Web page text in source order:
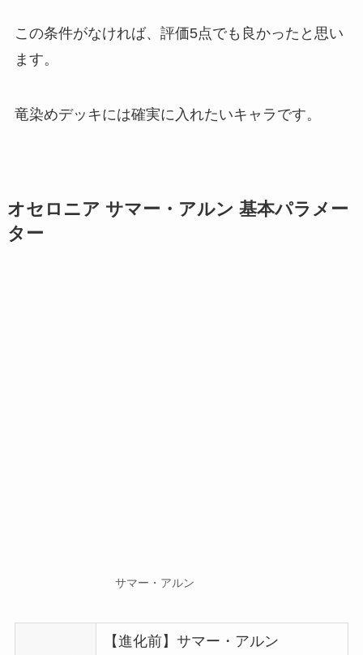
この条件がなければ、評価5点でも良かったと思い
ます。
竜染めデッキには確実に入れたいキャラです。
オセロニア サマー・アルン 基本パラメー
ター
サマー・アルン
【進化前】サマー・アルン